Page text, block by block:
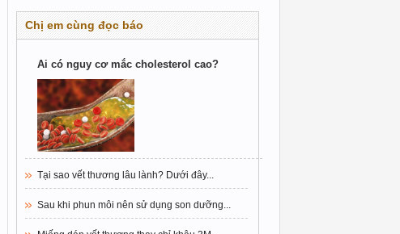
Chị em cùng đọc báo
Ai có nguy cơ mắc cholesterol cao?
Tại sao vết thương lâu lành? Dưới đây...
Sau khi phun môi nên sử dụng son dưỡng...